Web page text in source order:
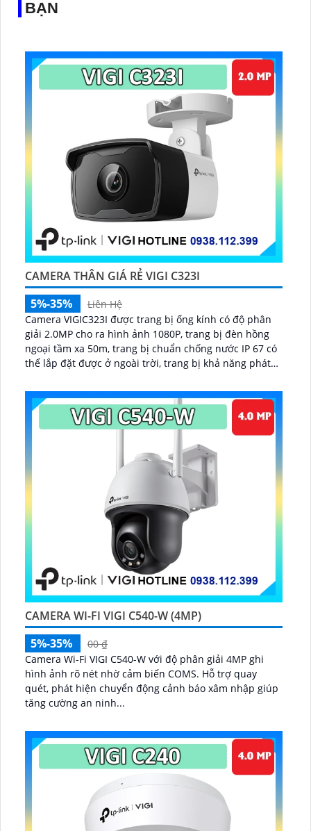
BẠN
CAMERA THÂN GIÁ RẺ VIGI C323I
5%-35%
Liên Hệ
Camera VIGIC323I được trang bị ống kính có độ phân
giải 2.0MP cho ra hình ảnh 1080P, trang bị đèn hồng
ngoại tầm xa 50m, trang bị chuẩn chống nước IP 67 có
thể lắp đặt được ở ngoài trời, trang bị khả năng phát
CAMERA WI-FI VIGI C540-W (4MP)
5%-35%
00 ₫
Camera Wi-Fi VIGI C540-W với độ phân giải 4MP ghi
hình ảnh rõ nét nhờ cảm biến COMS. Hỗ trợ quay
quét, phát hiện chuyển động cảnh báo xâm nhập giúp
tăng cường an ninh...